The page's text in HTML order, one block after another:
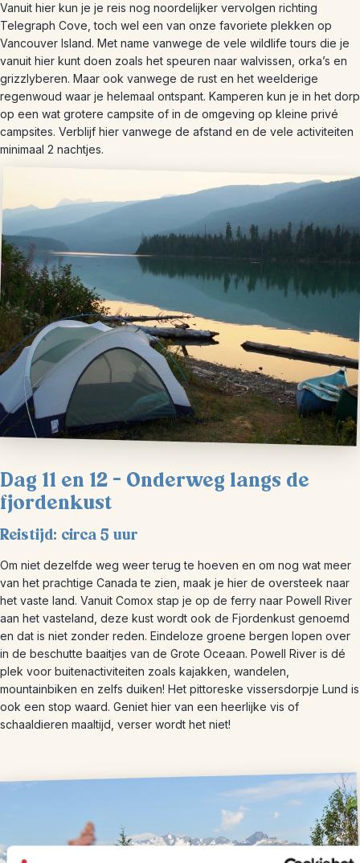
Vanuit hier kun je je reis nog noordelijker vervolgen richting
Telegraph Cove, toch wel een van onze favoriete plekken op
Vancouver Island. Met name vanwege de vele wildlife tours die je
vanuit hier kunt doen zoals het speuren naar walvissen, orka’s en
grizzlyberen. Maar ook vanwege de rust en het weelderige
regenwoud waar je helemaal ontspant. Kamperen kun je in het dorp
op een wat grotere campsite of in de omgeving op kleine privé
campsites. Verblijf hier vanwege de afstand en de vele activiteiten
minimaal 2 nachtjes.
Dag 11 en 12 – Onderweg langs de
fjordenkust
Reistijd: circa 5 uur
Om niet dezelfde weg weer terug te hoeven en om nog wat meer
van het prachtige Canada te zien, maak je hier de oversteek naar
het vaste land. Vanuit Comox stap je op de ferry naar Powell River
aan het vasteland, deze kust wordt ook de Fjordenkust genoemd
en dat is niet zonder reden. Eindeloze groene bergen lopen over
in de beschutte baaitjes van de Grote Oceaan. Powell River is dé
plek voor buitenactiviteiten zoals kajakken, wandelen,
mountainbiken en zelfs duiken! Het pittoreske vissersdorpje Lund is
ook een stop waard. Geniet hier van een heerlijke vis of
schaaldieren maaltijd, verser wordt het niet!